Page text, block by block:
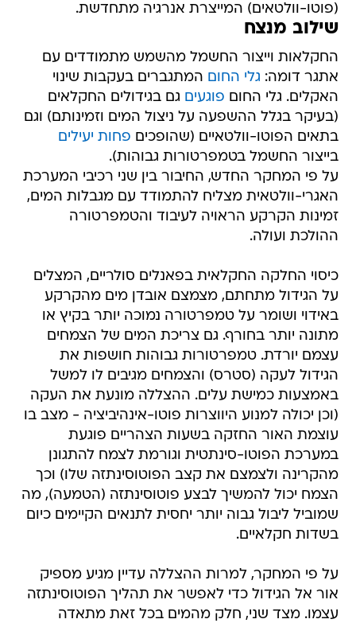
(פוטו-וולטאים) המייצרת אנרגיה מתחדשת.
שילוב מנצח
החקלאות וייצור החשמל מהשמש מתמודדים עם
אתגר דומה: גלי החום המתגברים בעקבות שינוי
האקלים. גלי החום פוגעים גם בגידולים החקלאים
(בעיקר בגלל ההשפעה על ניצול המים וזמינותם) וגם
בתאים הפוטו-וולטאיים (שהופכים פחות יעילים
בייצור החשמל בטמפרטורות גבוהות).
על פי המחקר החדש, החיבור בין שני רכיבי המערכת
האגרי-וולטאית מצליח להתמודד עם מגבלות המים,
זמינות הקרקע הראויה לעיבוד והטמפרטורה
ההולכת ועולה.
כיסוי החלקה החקלאית בפאנלים סולריים, המצלים
על הגידול מתחתם, מצמצם אובדן מים מהקרקע
באידוי ושומר על טמפרטורה נמוכה יותר בקיץ או
מתונה יותר בחורף. גם צריכת המים של הצמחים
עצמם יורדת. טמפרטורות גבוהות חושפות את
הגידול לעקה (סטרס) והצמחים מגיבים לו למשל
באמצעות כמישת עלים. ההצללה מונעת את העקה
(וכן יכולה למנוע היווצרות פוטו-אינהיביציה - מצב בו
עוצמת האור החזקה בשעות הצהריים פוגעת
במערכת הפוטו-סינתטית וגורמת לצמח להתגונן
מהקרינה ולצמצם את קצב הפוטוסינתזה שלו) וכך
הצמח יכול להמשיך לבצע פוטוסינתזה (הטמעה), מה
שמוביל ליבול גבוה יותר יחסית לתנאים הקיימים כיום
בשדות חקלאיים.
על פי המחקר, למרות ההצללה עדיין מגיע מספיק
אור אל הגידול כדי לאפשר את תהליך הפוטוסינתזה
עצמו. מצד שני, חלק מהמים בכל זאת מתאדה